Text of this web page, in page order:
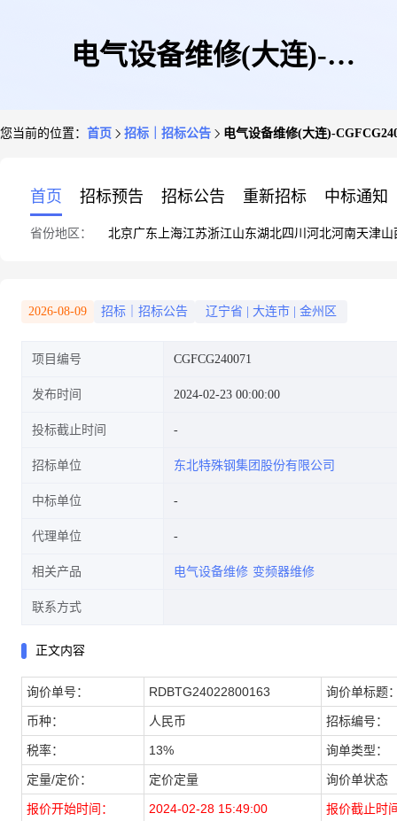
电气设备维修(大连)-
您当前的位置： 首页 招标｜招标公告 电气设备维修(大连)-
首页 招标预告 招标公告 重新招标 中标通知
省份地区： 北京广东 上海江苏浙江山东湖北四川 河北河南天津山
2026-08-09 招标｜招标公告 辽宁省 大连市 金州区
项目编号 CGFCG240071
发布时间 2024-02-23 00:00:00
投标截止时间
招标单位 东北特殊钢集团股份有限公司
中标单位
代理单位
相关产品 电气设备维修 变频器维修
联系方式
正文内容
询价单号： RDBTG24022800163 询价单标题
币种： 人民币 招标编号：
税率： 13% 询单类型：
定量/定价： 定价定量 询价单状态
报价开始时间： 2024-02-28 15:49:00 报价截止时